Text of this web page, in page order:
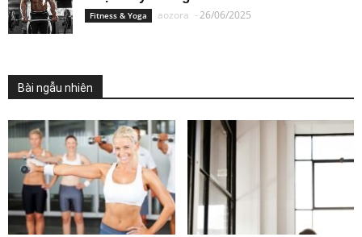
Fitness & Yoga aozora -26/06/2025
Bài ngẫu nhiên